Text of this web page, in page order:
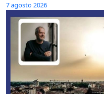
7 agosto 2026